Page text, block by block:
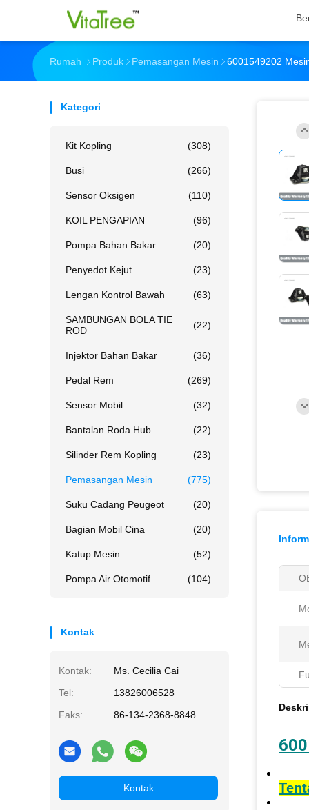
Rumah Produk Pemasangan Mesin 6001549202
Kategori
Kit Kopling (308)
Busi (266)
Sensor Oksigen (110)
KOIL PENGAPIAN (96)
Pompa Bahan Bakar (20)
Penyedot Kejut (23)
Lengan Kontrol Bawah (63)
SAMBUNGAN BOLA TIE
ROD
(22)
Injektor Bahan Bakar (36)
Pedal Rem (269)
Sensor Mobil (32)
Bantalan Roda Hub (22)
Silinder Rem Kopling (23)
Pemasangan Mesin (775)
Suku Cadang Peugeot (20)
Bagian Mobil Cina (20)
Katup Mesin (52)
Pompa Air Otomotif (104)
Kontak
Kontak:
Ms. Cecilia Cai
Tel:
13826006528
Faks:
86-134-2368-8848
Kontak